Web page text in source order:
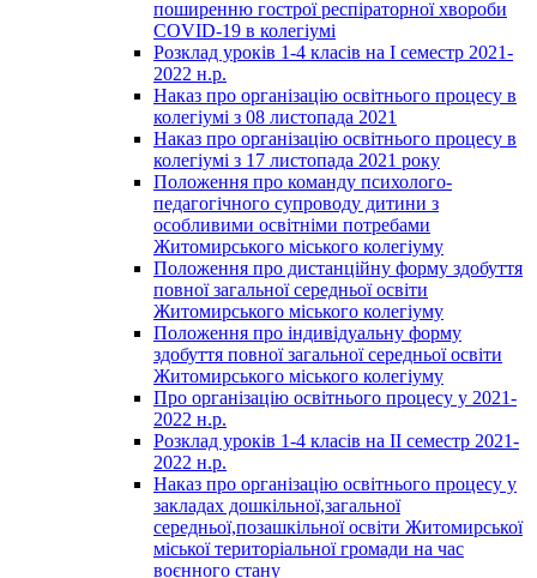
поширенню гострої респіраторної хвороби
COVID-19 в колегіумі
Розклад уроків 1-4 класів на І семестр 2021-
2022 н.р.
Наказ про організацію освітнього процесу в
колегіумі з 08 листопада 2021
Наказ про організацію освітнього процесу в
колегіумі з 17 листопада 2021 року
Положення про команду психолого-
педагогічного супроводу дитини з
особливими освітніми потребами
Житомирського міського колегіуму
Положення про дистанційну форму здобуття
повної загальної середньої освіти
Житомирського міського колегіуму
Положення про індивідуальну форму
здобуття повної загальної середньої освіти
Житомирського міського колегіуму
Про організацію освітнього процесу у 2021-
2022 н.р.
Розклад уроків 1-4 класів на ІІ семестр 2021-
2022 н.р.
Наказ про організацію освітнього процесу у
закладах дошкільної,загальної
середньої,позашкільної освіти Житомирської
міської територіальної громади на час
воєнного стану